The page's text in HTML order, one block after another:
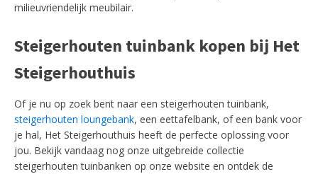
milieuvriendelijk meubilair.
Steigerhouten tuinbank kopen bij Het
Steigerhouthuis
Of je nu op zoek bent naar een steigerhouten tuinbank,
steigerhouten loungebank, een eettafelbank, of een bank voor
je hal, Het Steigerhouthuis heeft de perfecte oplossing voor
jou. Bekijk vandaag nog onze uitgebreide collectie
steigerhouten tuinbanken op onze website en ontdek de